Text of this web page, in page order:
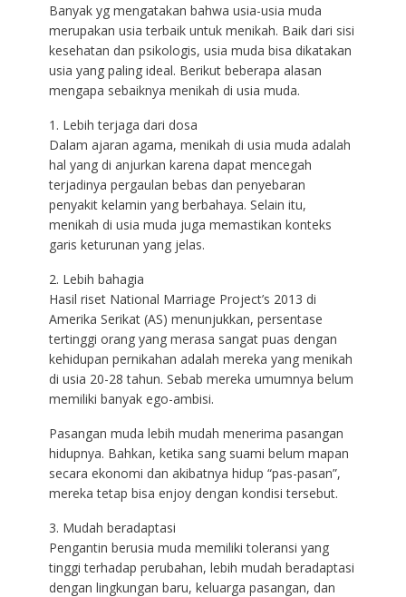
Banyak yg mengatakan bahwa usia-usia muda
merupakan usia terbaik untuk menikah. Baik dari sisi
kesehatan dan psikologis, usia muda bisa dikatakan
usia yang paling ideal. Berikut beberapa alasan
mengapa sebaiknya menikah di usia muda.
1. Lebih terjaga dari dosa
Dalam ajaran agama, menikah di usia muda adalah
hal yang di anjurkan karena dapat mencegah
terjadinya pergaulan bebas dan penyebaran
penyakit kelamin yang berbahaya. Selain itu,
menikah di usia muda juga memastikan konteks
garis keturunan yang jelas.
2. Lebih bahagia
Hasil riset National Marriage Project’s 2013 di
Amerika Serikat (AS) menunjukkan, persentase
tertinggi orang yang merasa sangat puas dengan
kehidupan pernikahan adalah mereka yang menikah
di usia 20-28 tahun. Sebab mereka umumnya belum
memiliki banyak ego-ambisi.
Pasangan muda lebih mudah menerima pasangan
hidupnya. Bahkan, ketika sang suami belum mapan
secara ekonomi dan akibatnya hidup “pas-pasan”,
mereka tetap bisa enjoy dengan kondisi tersebut.
3. Mudah beradaptasi
Pengantin berusia muda memiliki toleransi yang
tinggi terhadap perubahan, lebih mudah beradaptasi
dengan lingkungan baru, keluarga pasangan, dan